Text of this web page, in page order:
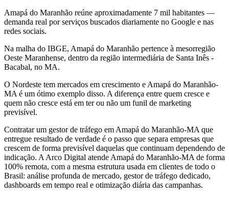
Amapá do Maranhão reúne aproximadamente 7 mil habitantes —
demanda real por serviços buscados diariamente no Google e nas
redes sociais.
Na malha do IBGE, Amapá do Maranhão pertence à mesorregião
Oeste Maranhense, dentro da região intermediária de Santa Inês -
Bacabal, no MA.
O Nordeste tem mercados em crescimento e Amapá do Maranhão-
MA é um ótimo exemplo disso. A diferença entre quem cresce e
quem não cresce está em ter ou não um funil de marketing
previsível.
Contratar um gestor de tráfego em Amapá do Maranhão-MA que
entregue resultado de verdade é o passo que separa empresas que
crescem de forma previsível daquelas que continuam dependendo de
indicação. A Arco Digital atende Amapá do Maranhão-MA de forma
100% remota, com a mesma estrutura usada em clientes de todo o
Brasil: análise profunda de mercado, gestor de tráfego dedicado,
dashboards em tempo real e otimização diária das campanhas.